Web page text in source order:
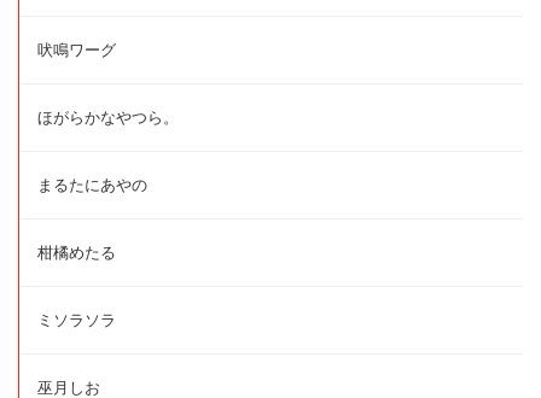
吠鳴ワーグ
ほがらかなやつら。
まるたにあやの
柑橘めたる
ミソラソラ
巫月しお